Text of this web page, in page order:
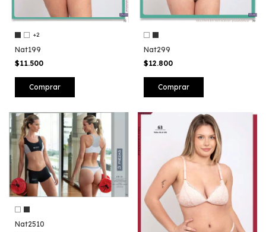
+2
Nat199
$11.500
Comprar
Nat299
$12.800
Comprar
Nat2510